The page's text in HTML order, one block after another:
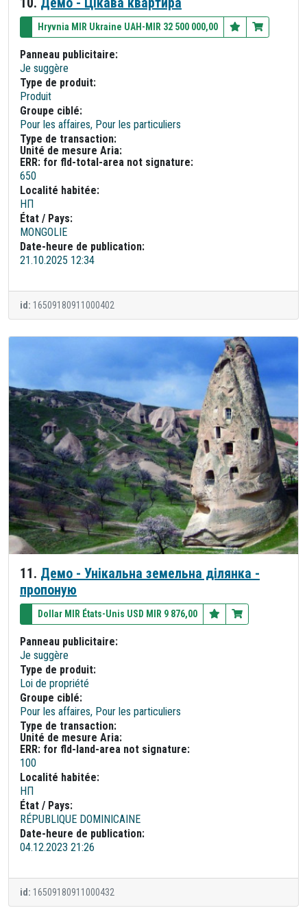
Hryvnia MIR Ukraine UAH-MIR 32 500 000,00
Panneau publicitaire:
Je suggère
Type de produit:
Produit
Groupe ciblé:
Pour les affaires, Pour les particuliers
Type de transaction:
Unité de mesure Aria:
ERR: for fld-total-area not signature:
650
Localité habitée:
НП
État / Pays:
MONGOLIE
Date-heure de publication:
21.10.2025 12:34
id: 16509180911000402
11. Демо - Унікальна земельна ділянка -
пропоную
Dollar MIR États-Unis USD MIR 9 876,00
Panneau publicitaire:
Je suggère
Type de produit:
Loi de propriété
Groupe ciblé:
Pour les affaires, Pour les particuliers
Type de transaction:
Unité de mesure Aria:
ERR: for fld-land-area not signature:
100
Localité habitée:
НП
État / Pays:
RÉPUBLIQUE DOMINICAINE
Date-heure de publication:
04.12.2023 21:26
id: 16509180911000432